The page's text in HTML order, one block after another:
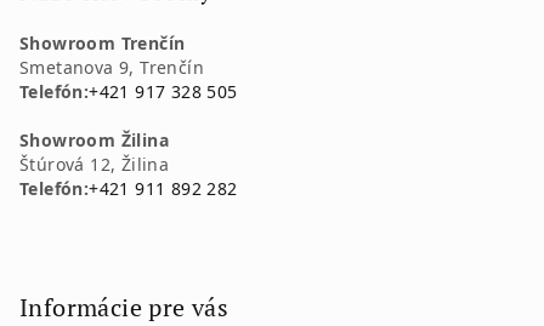
Showroom Trenčín
Smetanova 9, Trenčín
Telefón:+421 917 328 505
Showroom Žilina
Štúrová 12, Žilina
Telefón:+421 911 892 282
Informácie pre vás